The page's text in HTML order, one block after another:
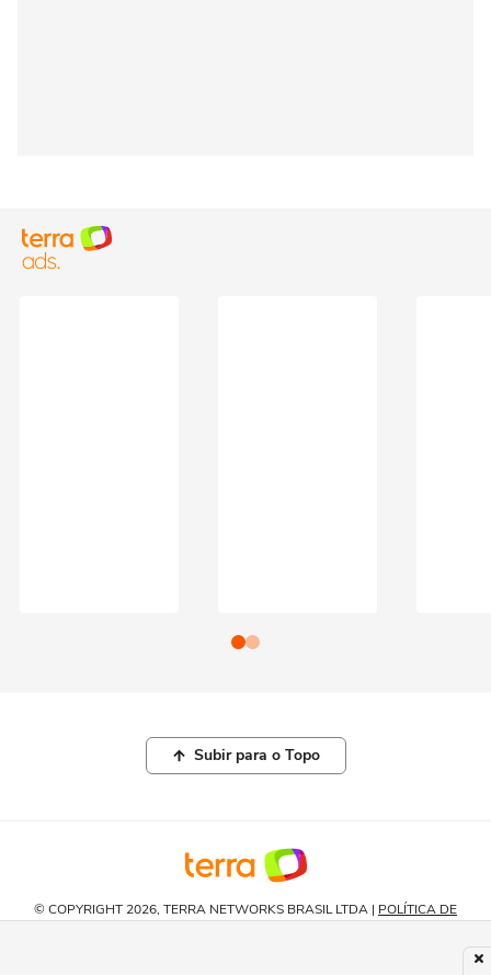
Subir para o Topo
© COPYRIGHT 2026, TERRA NETWORKS BRASIL LTDA | POLÍTICA DE
PRIVACIDADE